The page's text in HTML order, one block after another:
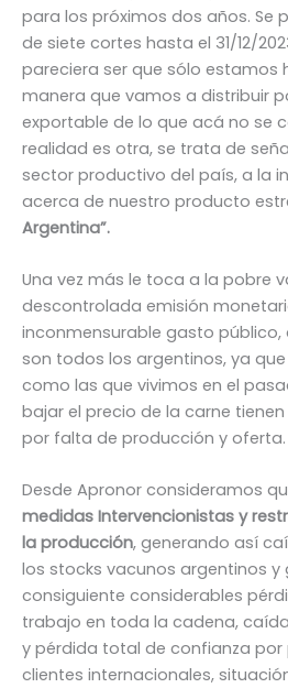
para los próximos dos años. Se
de siete cortes hasta el 31/12/
pareciera ser que sólo estamos
manera que vamos a distribuir
exportable de lo que acá no se
realidad es otra, se trata de
sector productivo del país, a la
acerca de nuestro producto
Argentina”.
Una vez más le toca a la pobre
descontrolada emisión
inconmensurable gasto público,
son todos los argentinos, ya
como las que vivimos en el
bajar el precio de la carne
por falta de producción y oferta.
Desde Apronor consideramos
medidas Intervencionistas y
la producción, generando así
los stocks vacunos argentinos y
consiguiente considerables
trabajo en toda la cadena,
y pérdida total de confianza por
clientes internacionales,